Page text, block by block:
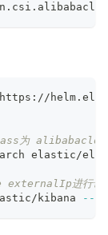
为
elastic/
externalIp进行访
kibana --